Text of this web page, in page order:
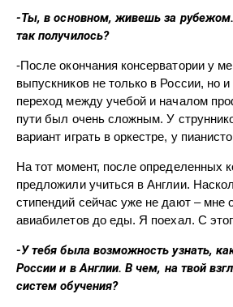
-Ты, в основном, живешь за
так получилось?
-После окончания консерватории у
выпускников не только в России, но
переход между учебой и началом
пути был очень сложным. У
вариант играть в оркестре, у
На тот момент, после определенных
предложили учиться в Англии.
стипендий сейчас уже не дают – мне
авиабилетов до еды. Я поехал. С
-У тебя была возможность узнать,
России и в Англии. В чем, на твой
систем обучения?